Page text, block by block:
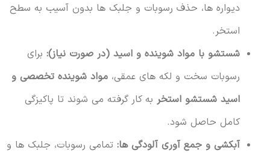
دیواره ها، حذف رسوبات و جلبک ها بدون آسیب به سطح
استخر.
شستشو با مواد شوینده و اسید (در صورت نیاز):برای
رسوبات سخت و لکه های عمقی، مواد شوینده تخصصی و
اسید شستشو استخربه کار گرفته می شوند تا پاکیزگی
کامل حاصل شود.
آبکشی و جمع آوری آلودگی ها:تمامی رسوبات، جلبک ها و